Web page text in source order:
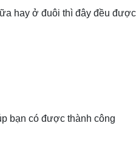
hay ở đuôi thì đây đều
bạn có được thành công